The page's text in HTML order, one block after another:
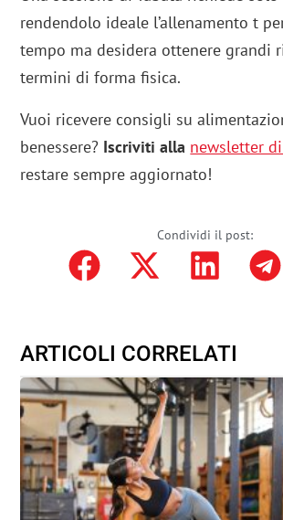
rendendolo ideale l’allenamento t
tempo ma desidera ottenere grandi
termini di forma fisica.
Vuoi ricevere consigli su
benessere? Iscriviti alla newsletter
restare sempre aggiornato!
Condividi il post:
ARTICOLI CORRELATI